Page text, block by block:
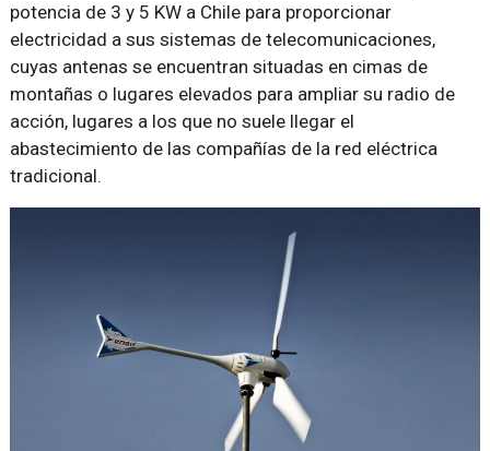
potencia de 3 y 5 KW a Chile para proporcionar
electricidad a sus sistemas de telecomunicaciones,
cuyas antenas se encuentran situadas en cimas de
montañas o lugares elevados para ampliar su radio de
acción, lugares a los que no suele llegar el
abastecimiento de las compañías de la red eléctrica
tradicional.